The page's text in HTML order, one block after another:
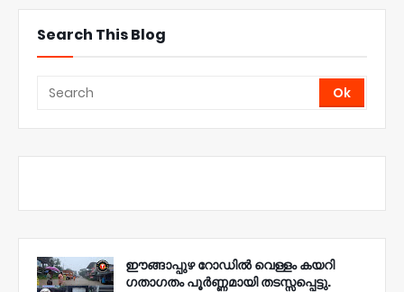
Search This Blog
ഈങ്ങാപ്പുഴ റോഡിൽ വെള്ളം കയറി
ഗതാഗതം പൂർണ്ണമായി തടസ്സപ്പെട്ടു.